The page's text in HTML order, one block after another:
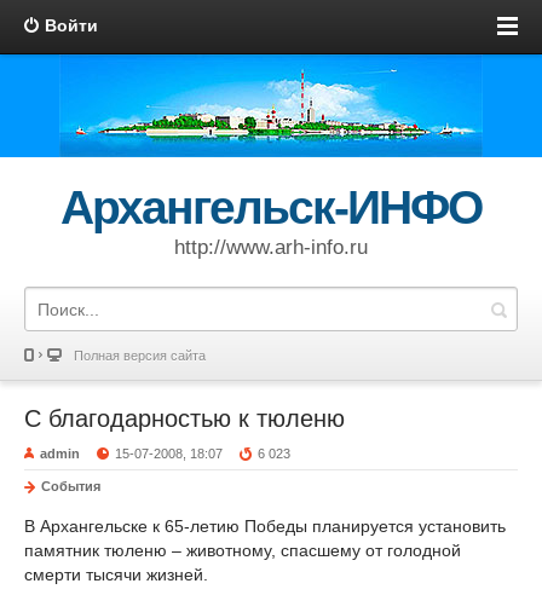
Войти
Архангельск-ИНФО
http://www.arh-info.ru
Полная версия сайта
С благодарностью к тюленю
admin 15-07-2008, 18:07 6 023
События
В Архангельске к 65-летию Победы планируется установить
памятник тюленю – животному, спасшему от голодной
смерти тысячи жизней.